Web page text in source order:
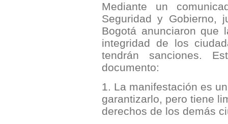
Mediante un
Seguridad y Gobierno,
Bogotá anunciaron que
integridad de los
tendrán sanciones.
documento:
1. La manifestación es
garantizarlo, pero tiene
derechos de los demás